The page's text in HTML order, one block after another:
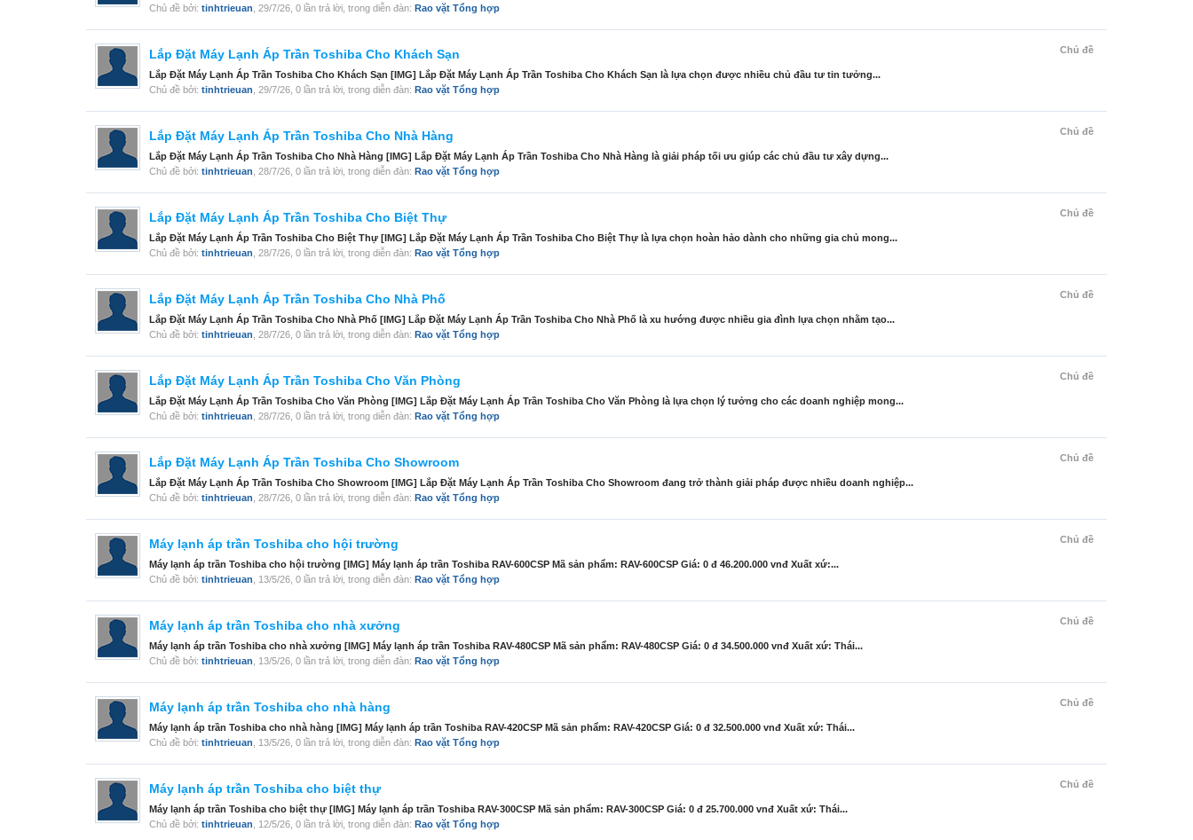
Chủ đề bởi: tinhtrieuan 29/7/26 , 0 lần trả lời, trong diễn đàn: Rao vặt Tổng hợp
Chủ đề
Lắp Đặt Máy Lạnh Áp Trần Toshiba Cho Khách Sạn
Lắp Đặt Máy Lạnh Áp Trần Toshiba Cho Khách Sạn [IMG] Lắp Đặt Máy Lạnh Áp Trần Toshiba Cho Khách Sạn là lựa chọn được nhiều chủ đầu tư tin tưởng...
Chủ đề bởi: tinhtrieuan 29/7/26 , 0 lần trả lời, trong diễn đàn: Rao vặt Tổng hợp
Chủ đề
Lắp Đặt Máy Lạnh Áp Trần Toshiba Cho Nhà Hàng
Lắp Đặt Máy Lạnh Áp Trần Toshiba Cho Nhà Hàng [IMG] Lắp Đặt Máy Lạnh Áp Trần Toshiba Cho Nhà Hàng là giải pháp tối ưu giúp các chủ đầu tư xây dựng...
Chủ đề bởi: tinhtrieuan 28/7/26 , 0 lần trả lời, trong diễn đàn: Rao vặt Tổng hợp
Chủ đề
Lắp Đặt Máy Lạnh Áp Trần Toshiba Cho Biệt Thự
Lắp Đặt Máy Lạnh Áp Trần Toshiba Cho Biệt Thự [IMG] Lắp Đặt Máy Lạnh Áp Trần Toshiba Cho Biệt Thự là lựa chọn hoàn hảo dành cho những gia chủ mong...
Chủ đề bởi: tinhtrieuan 28/7/26 , 0 lần trả lời, trong diễn đàn: Rao vặt Tổng hợp
Chủ đề
Lắp Đặt Máy Lạnh Áp Trần Toshiba Cho Nhà Phố
Lắp Đặt Máy Lạnh Áp Trần Toshiba Cho Nhà Phố [IMG] Lắp Đặt Máy Lạnh Áp Trần Toshiba Cho Nhà Phố là xu hướng được nhiều gia đình lựa chọn nhằm tạo...
Chủ đề bởi: tinhtrieuan 28/7/26 , 0 lần trả lời, trong diễn đàn: Rao vặt Tổng hợp
Chủ đề
Lắp Đặt Máy Lạnh Áp Trần Toshiba Cho Văn Phòng
Lắp Đặt Máy Lạnh Áp Trần Toshiba Cho Văn Phòng [IMG] Lắp Đặt Máy Lạnh Áp Trần Toshiba Cho Văn Phòng là lựa chọn lý tưởng cho các doanh nghiệp mong...
Chủ đề bởi: tinhtrieuan 28/7/26 , 0 lần trả lời, trong diễn đàn: Rao vặt Tổng hợp
Chủ đề
Lắp Đặt Máy Lạnh Áp Trần Toshiba Cho Showroom
Lắp Đặt Máy Lạnh Áp Trần Toshiba Cho Showroom [IMG] Lắp Đặt Máy Lạnh Áp Trần Toshiba Cho Showroom đang trở thành giải pháp được nhiều doanh nghiệp...
Chủ đề bởi: tinhtrieuan 28/7/26 , 0 lần trả lời, trong diễn đàn: Rao vặt Tổng hợp
Chủ đề
Máy lạnh áp trần Toshiba cho hội trường
Máy lạnh áp trần Toshiba cho hội trường [IMG] Máy lạnh áp trần Toshiba RAV-600CSP Mã sản phẩm: RAV-600CSP Giá: 0 đ 46.200.000 vnđ Xuất xứ:...
Chủ đề bởi: tinhtrieuan 13/5/26 , 0 lần trả lời, trong diễn đàn: Rao vặt Tổng hợp
Chủ đề
Máy lạnh áp trần Toshiba cho nhà xưởng
Máy lạnh áp trần Toshiba cho nhà xưởng [IMG] Máy lạnh áp trần Toshiba RAV-480CSP Mã sản phẩm: RAV-480CSP Giá: 0 đ 34.500.000 vnđ Xuất xứ: Thái...
Chủ đề bởi: tinhtrieuan 13/5/26 , 0 lần trả lời, trong diễn đàn: Rao vặt Tổng hợp
Chủ đề
Máy lạnh áp trần Toshiba cho nhà hàng
Máy lạnh áp trần Toshiba cho nhà hàng [IMG] Máy lạnh áp trần Toshiba RAV-420CSP Mã sản phẩm: RAV-420CSP Giá: 0 đ 32.500.000 vnđ Xuất xứ: Thái...
Chủ đề bởi: tinhtrieuan 13/5/26 , 0 lần trả lời, trong diễn đàn: Rao vặt Tổng hợp
Chủ đề
Máy lạnh áp trần Toshiba cho biệt thự
Máy lạnh áp trần Toshiba cho biệt thự [IMG] Máy lạnh áp trần Toshiba RAV-300CSP Mã sản phẩm: RAV-300CSP Giá: 0 đ 25.700.000 vnđ Xuất xứ: Thái...
Chủ đề bởi: tinhtrieuan 12/5/26 , 0 lần trả lời, trong diễn đàn: Rao vặt Tổng hợp